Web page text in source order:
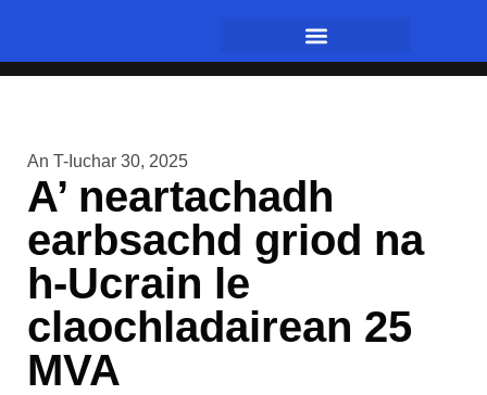
An T-Iuchar 30, 2025
A’ neartachadh
earbsachd griod na
h-Ucrain le
claochladairean 25
MVA